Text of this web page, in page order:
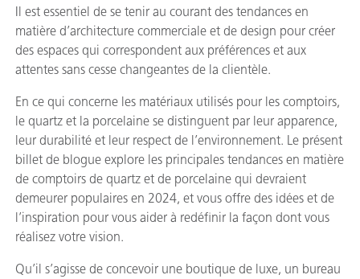
Il est essentiel de se tenir au courant des tendances en
matière d’architecture commerciale et de design pour créer
des espaces qui correspondent aux préférences et aux
attentes sans cesse changeantes de la clientèle.
En ce qui concerne les matériaux utilisés pour les comptoirs,
le quartz et la porcelaine se distinguent par leur apparence,
leur durabilité et leur respect de l’environnement. Le présent
billet de blogue explore les principales tendances en matière
de comptoirs de quartz et de porcelaine qui devraient
demeurer populaires en 2024, et vous offre des idées et de
l’inspiration pour vous aider à redéfinir la façon dont vous
réalisez votre vision.
Qu’il s’agisse de concevoir une boutique de luxe, un bureau